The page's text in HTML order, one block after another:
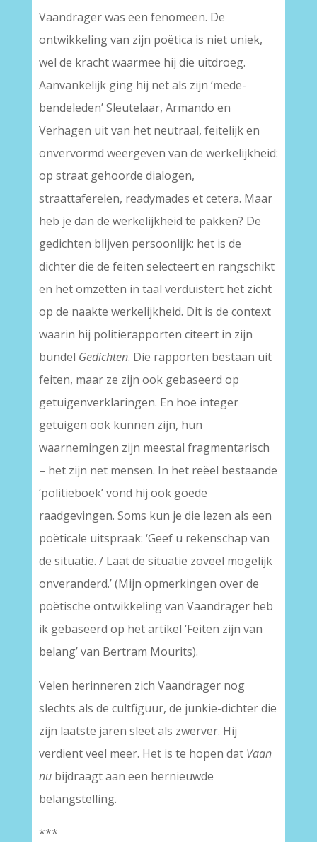
Vaandrager was een fenomeen. De
ontwikkeling van zijn poëtica is niet uniek,
wel de kracht waarmee hij die uitdroeg.
Aanvankelijk ging hij net als zijn ‘mede-
bendeleden’ Sleutelaar, Armando en
Verhagen uit van het neutraal, feitelijk en
onvervormd weergeven van de werkelijkheid:
op straat gehoorde dialogen,
straattaferelen, readymades et cetera. Maar
heb je dan de werkelijkheid te pakken? De
gedichten blijven persoonlijk: het is de
dichter die de feiten selecteert en rangschikt
en het omzetten in taal verduistert het zicht
op de naakte werkelijkheid. Dit is de context
waarin hij politierapporten citeert in zijn
bundel Gedichten. Die rapporten bestaan uit
feiten, maar ze zijn ook gebaseerd op
getuigenverklaringen. En hoe integer
getuigen ook kunnen zijn, hun
waarnemingen zijn meestal fragmentarisch
– het zijn net mensen. In het reëel bestaande
‘politieboek’ vond hij ook goede
raadgevingen. Soms kun je die lezen als een
poëticale uitspraak: ‘Geef u rekenschap van
de situatie. / Laat de situatie zoveel mogelijk
onveranderd.’ (Mijn opmerkingen over de
poëtische ontwikkeling van Vaandrager heb
ik gebaseerd op het artikel ‘Feiten zijn van
belang’ van Bertram Mourits).
Velen herinneren zich Vaandrager nog
slechts als de cultfiguur, de junkie-dichter die
zijn laatste jaren sleet als zwerver. Hij
verdient veel meer. Het is te hopen dat Vaan
nubijdraagt aan een hernieuwde
belangstelling.
***